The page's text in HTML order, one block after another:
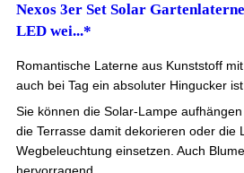
Nexos 3er Set Solar
LED wei...*
Romantische Laterne aus Kunststoff
auch bei Tag ein absoluter Hingucker ist
Sie können die Solar-Lampe
die Terrasse damit dekorieren oder die
Wegbeleuchtung einsetzen. Auch